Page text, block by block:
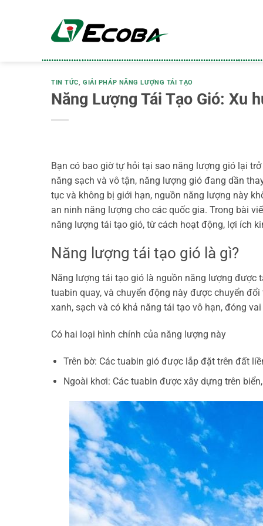
TIN TỨC,GIẢI PHÁP NĂNG LƯỢNG TÁI TẠO
Năng Lượng Tái Tạo Gió: Xu
Bạn có bao giờ tự hỏi tại sao năng lượng gió lại
năng sạch và vô tận, năng lượng gió đang dần
tục và không bị giới hạn, nguồn năng lượng này
an ninh năng lượng cho các quốc gia. Trong bài
năng lượng tái tạo gió, từ cách hoạt động, lợi ích
Năng lượng tái tạo gió là gì?
Năng lượng tái tạo gió là nguồn năng lượng được
tuabin quay, và chuyển động này được chuyển
xanh, sạch và có khả năng tái tạo vô hạn, đóng
Có hai loại hình chính của năng lượng này
Trên bờ: Các tuabin gió được lắp đặt trên đất
Ngoài khơi: Các tuabin được xây dựng trên